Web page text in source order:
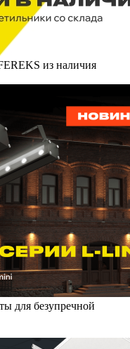
из наличия
для безупречной